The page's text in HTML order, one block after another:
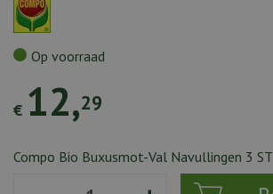
€ 12,29
Op voorraad
Compo Bio Buxusmot-Val Navullingen 3 ST